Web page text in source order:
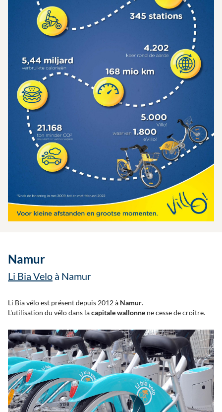
Namur
Li Bia Velo à Namur
Li Bia vélo est présent depuis 2012 à Namur.
L'utilisation du vélo dans lacapitale wallonne ne cesse de croître.